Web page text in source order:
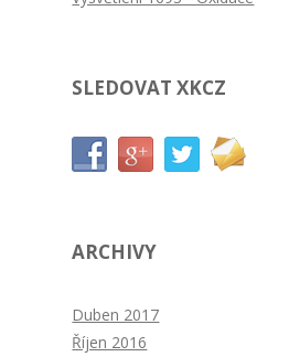
SLEDOVAT XKCZ
ARCHIVY
Duben 2017
Říjen 2016